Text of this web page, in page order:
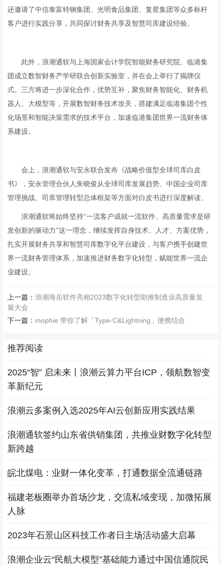
还邀请了中信泰富特钢集团、光明食品集团、复星集团等众多标杆
客户进行实践分享，共同探讨财务共享及智慧司库建设经验。
此外，浪潮通软与上海国家会计学院智能财务研究院、临港集
团成立数智财务产学研联合创新实验室，并在会上举行了揭牌仪
式。三方将进一步深化合作，优势互补，聚焦财务智能化、财务机
器人、大模型等，开展数智财务技术攻关，搭建满足临港集团个性
化场景和智能决策需求的技术平台，加速临港集团世界一流财务体
系建设。
会上，浪潮通软与安永联合发布《战略价值型全球司库白皮
书》，安永管理合伙人朱晓俊从全球司库发展趋势、中国企业司库
管理挑战、司库管理转型总体框架等方面对白皮书进行深度解读。
浪潮通软将始终坚持“一流客户成就一流软件、高质量需求是研
发创新的驱动力”这一理念，继续发挥自身技术、人才、方案优势，
扎实开展财务共享和智慧司库数字化平台建设，与客户携手创建世
界一流财务管理体系，加速推进财务数字化转型，赋能世界一流企
业建设。
上一篇：浪潮海岳软件亮相2023数字化转型助推制造业高质量发
展大会
下一篇： mophie 带你了解「Type-C&Lightning」便携结合
推荐阅读
2025“智” 启未来丨浪潮云算力平台ICP，领航数智变
革新纪元
浪潮云多案例入选2025年AI云创新应用实践结果
浪潮通软签约山东省供销集团，共推业财数字化转型
新跨越
皖北煤电：业财一体化变革，打通数据全流通链路
福建老板圈举办首场沙龙，交流私域变现，加微拓展
人脉
2023年石景山区科技工作者日主场活动盛大启幕
浪潮企业云“民航大模型”基础能力通过中国信通院民